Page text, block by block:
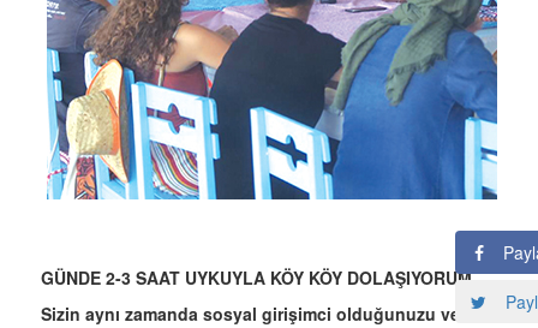
GÜNDE 2-3 SAAT UYKUYLA KÖY KÖY DOLAŞIYORUM
Sizin aynı zamanda sosyal girişimci olduğunuzu ve